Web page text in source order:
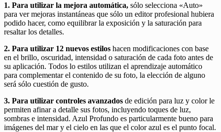
1. Para utilizar la mejora automática, sólo selecciona «Auto»
para ver mejoras instantáneas que sólo un editor profesional hubiera
podido hacer, como equilibrar la exposición y la saturación para
resaltar los detalles.
2. Para utilizar 12 nuevos estilos hacen modificaciones con base
en el brillo, oscuridad, intensidad o saturación de cada foto antes de
su aplicación. Todos lo estilos utilizan el aprendizaje automático
para complementar el contenido de su foto, la elección de alguno
será sólo cuestión de gusto.
3. Para utilizar controles avanzados de edición para luz y color le
permiten afinar a detalle sus fotos, incluyendo toques de luz,
sombras e intensidad. Azul Profundo es particularmente bueno para
imágenes del mar y el cielo en las que el color azul es el punto focal.